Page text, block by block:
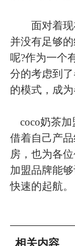
面对着现
并没有足够
呢?作为一个
分的考虑到
的模式，成
coco奶茶加
借着自己产
房，也为各
加盟品牌能
快速的起航。
相关内容